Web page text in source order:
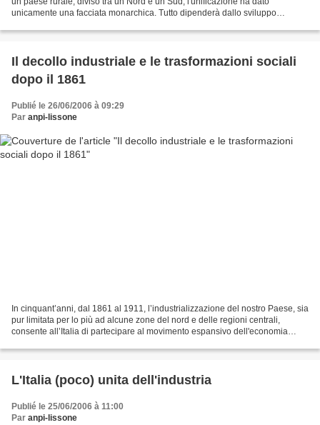
unicamente una facciata monarchica. Tutto dipenderà dallo sviluppo
Il decollo industriale e le trasformazioni sociali
dopo il 1861
Publié le 26/06/2006 à 09:29
Par anpi-lissone
In cinquant’anni, dal 1861 al 1911, l’industrializzazione del nostro Paese, sia
pur limitata per lo più ad alcune zone del nord e delle regioni centrali,
consente all’Italia di partecipare al movimento espansivo dell'economia
L'Italia (poco) unita dell'industria
Publié le 25/06/2006 à 11:00
Par anpi-lissone